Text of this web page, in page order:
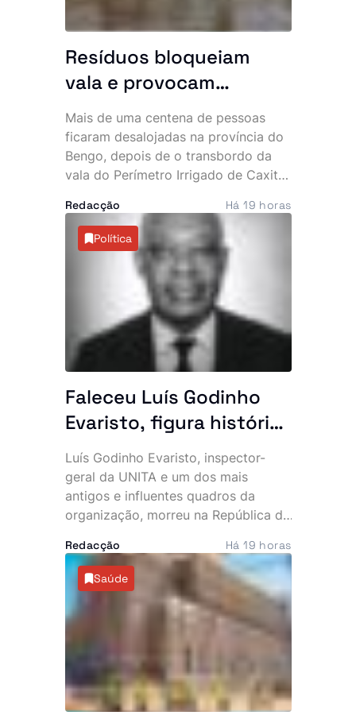
Resíduos bloqueiam
vala e provocam
inundação que
desalojou mais de 100
pessoas
Mais de uma centena de pessoas
ficaram desalojadas na província do
Bengo, depois de o transbordo da
vala do Perímetro Irrigado de Caxito
zona da Quinjamba, município do
Dande. A falta de desassoreamento e
a acumulação de resíduos são
apontadas como as principais causas
do incidente.
Redacção Há 19 horas
Política
Faleceu Luís Godinho
Evaristo, figura histórica
da UNITA e antigo
quadro da BRINDE
Luís Godinho Evaristo, inspector-
geral da UNITA e um dos mais
antigos e influentes quadros da
organização, morreu na República da
falecimento foi confirmado pelo
Secretariado Nacional para
Comunicação e Marketing do
partido, que apresentou
condolências à família, militantes,
simpatizantes e amigos.
Redacção Há 19 horas
Saúde